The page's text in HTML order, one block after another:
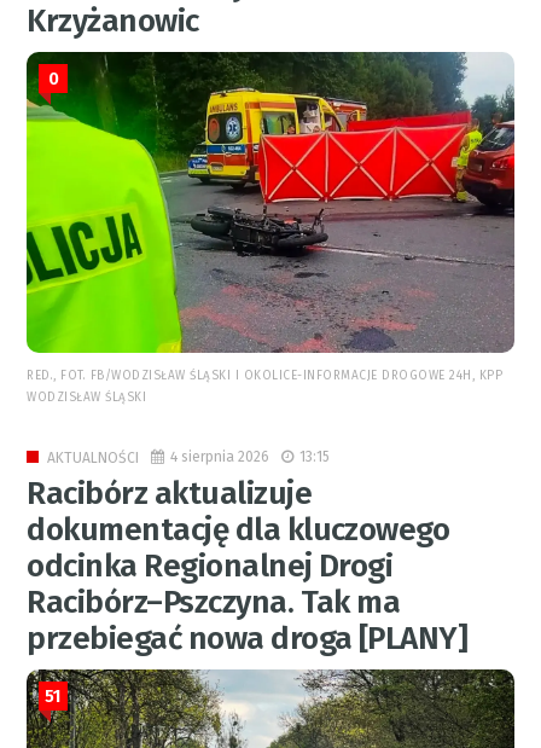
Krzyżanowic
0
RED., FOT. FB/WODZISŁAW ŚLĄSKI I OKOLICE-INFORMACJE DROGOWE 24H, KPP
WODZISŁAW ŚLĄSKI
AKTUALNOŚCI 4 sierpnia 2026 13:15
Racibórz aktualizuje
dokumentację dla kluczowego
odcinka Regionalnej Drogi
Racibórz–Pszczyna. Tak ma
przebiegać nowa droga [PLANY]
51